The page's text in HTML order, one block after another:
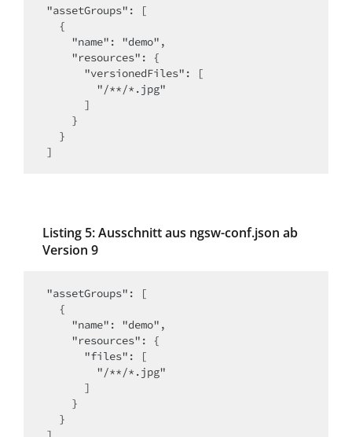
"assetGroups": [
]
Listing 5: Ausschnitt aus ngsw-conf.json ab
Version 9
"assetGroups": [